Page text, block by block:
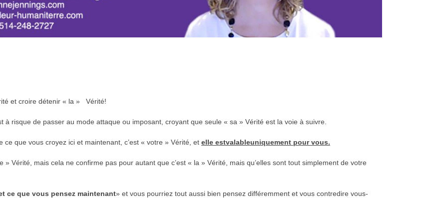
et croire détenir « la » Vérité!
à risque de passer au mode attaque ou imposant, croyant que seule « sa » Vérité est la voie à suivre.
ce que vous croyez ici et maintenant, c’est « votre » Vérité, et elle estvalableuniquement pour vous.
» Vérité, mais cela ne confirme pas pour autant que c’est « la » Vérité, mais qu’elles sont tout simplement de votre
ce que vous pensez maintenant» et vous pourriez tout aussi bien pensez différemment et vous contredire vous-